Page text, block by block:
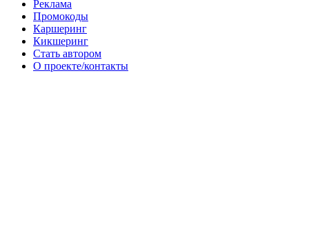
Реклама
Промокоды
Каршеринг
Кикшеринг
Стать автором
О проекте/контакты